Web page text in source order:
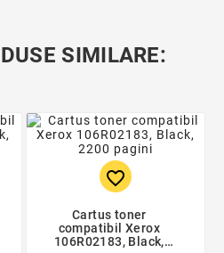
SIMILARE:
favorite_border
Cartus toner
compatibil Xerox
106R02183, Black,